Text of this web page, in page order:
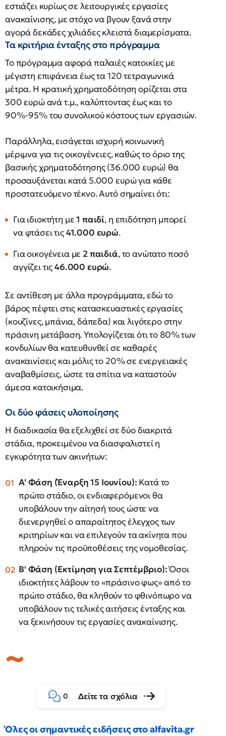
εστιάζει κυρίως σε λειτουργικές εργασίες
ανακαίνισης, με στόχο να βγουν ξανά στην
αγορά δεκάδες χιλιάδες κλειστά διαμερίσματα.
Τα κριτήρια ένταξης στο πρόγραμμα
Το πρόγραμμα αφορά παλαιές κατοικίες με
μέγιστη επιφάνεια έως τα 120 τετραγωνικά
μέτρα. Η κρατική χρηματοδότηση ορίζεται στα
300 ευρώ ανά τ.μ., καλύπτοντας έως και το
90%-95% του συνολικού κόστους των εργασιών.
Παράλληλα, εισάγεται ισχυρή κοινωνική
μέριμνα για τις οικογένειες, καθώς το όριο της
βασικής χρηματοδότησης (36.000 ευρώ) θα
προσαυξάνεται κατά 5.000 ευρώ για κάθε
προστατευόμενο τέκνο. Αυτό σημαίνει ότι:
Για ιδιοκτήτη με1 παιδί, η επιδότηση μπορεί
να φτάσει τις41.000 ευρώ.
Για οικογένεια με 2 παιδιά, το ανώτατο ποσό
αγγίζει τις46.000 ευρώ.
Σε αντίθεση με άλλα προγράμματα, εδώ το
βάρος πέφτει στις κατασκευαστικές εργασίες
(κουζίνες, μπάνια, δάπεδα) και λιγότερο στην
πράσινη μετάβαση. Υπολογίζεται ότι το 80% των
κονδυλίων θα κατευθυνθεί σε καθαρές
ανακαινίσεις και μόλις το 20% σε ενεργειακές
αναβαθμίσεις, ώστε τα σπίτια να καταστούν
άμεσα κατοικήσιμα.
Οι δύο φάσεις υλοποίησης
Η διαδικασία θα εξελιχθεί σε δύο διακριτά
στάδια, προκειμένου να διασφαλιστεί η
εγκυρότητα των ακινήτων:
Α' Φάση (Έναρξη 15 Ιουνίου): Κατά το
πρώτο στάδιο, οι ενδιαφερόμενοι θα
υποβάλουν την αίτησή τους ώστε να
διενεργηθεί ο απαραίτητος έλεγχος των
κριτηρίων και να επιλεγούν τα ακίνητα που
πληρούν τις προϋποθέσεις της νομοθεσίας.
Β' Φάση (Εκτίμηση για Σεπτέμβριο):Όσοι
ιδιοκτήτες λάβουν το «πράσινο φως» από το
πρώτο στάδιο, θα κληθούν το φθινόπωρο να
υποβάλουν τις τελικές αιτήσεις ένταξης και
να ξεκινήσουν τις εργασίες ανακαίνισης.
0 Δείτε τα σχόλια
Όλες οι σημαντικές ειδήσεις στο alfavita.gr